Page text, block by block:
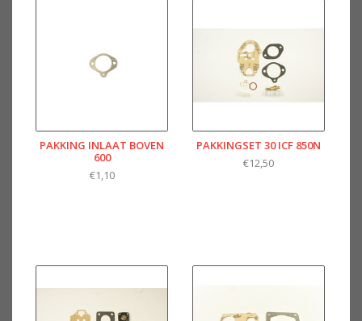
PAKKING INLAAT BOVEN
600
€1,10
PAKKINGSET 30 ICF 850N
€12,50